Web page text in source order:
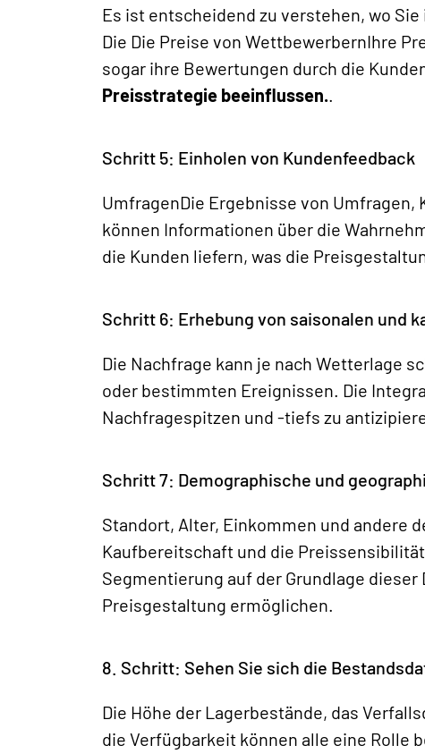
Es ist entscheidend zu verstehen, wo
Die Die Preise von WettbewerbernIhre
sogar ihre Bewertungen durch die
Preisstrategie beeinflussen..
Schritt 5: Einholen von Kundenfeedback
UmfragenDie Ergebnisse von
können Informationen über die
die Kunden liefern, was die
Schritt 6: Erhebung von saisonalen und
Die Nachfrage kann je nach Wetterlage
oder bestimmten Ereignissen. Die
Nachfragespitzen und -tiefs zu
Schritt 7: Demographische und
Standort, Alter, Einkommen und andere
Kaufbereitschaft und die
Segmentierung auf der Grundlage
Preisgestaltung ermöglichen.
8. Schritt: Sehen Sie sich die
Die Höhe der Lagerbestände, das
die Verfügbarkeit können alle eine Rolle